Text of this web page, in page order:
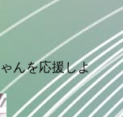
んを応援しよ